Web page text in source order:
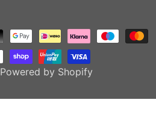
Powered by Shopify